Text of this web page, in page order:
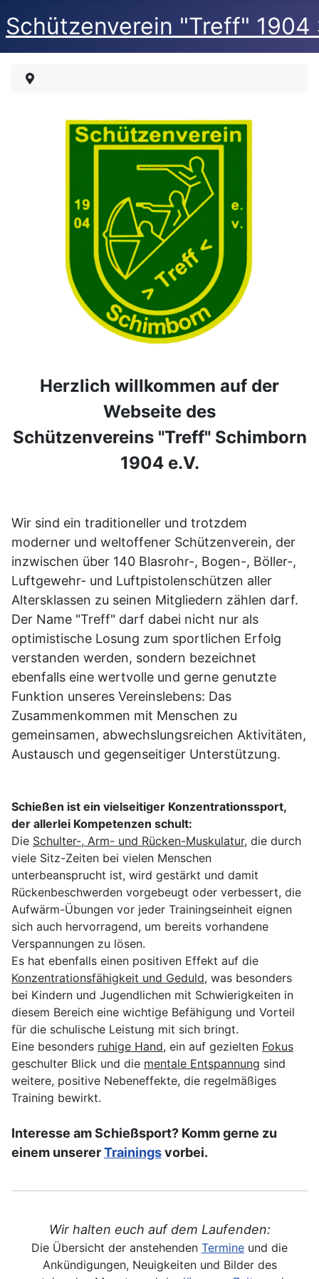
Schützenverein "Treff" 1904
Herzlich willkommen auf der
Webseite des
Schützenvereins "Treff" Schimborn
1904 e.V.
Wir sind ein traditioneller und trotzdem
moderner und weltoffener Schützenverein, der
inzwischen über 140 Blasrohr-, Bogen-, Böller-,
Luftgewehr- und Luftpistolenschützen aller
Altersklassen zu seinen Mitgliedern zählen darf.
Der Name "Treff" darf dabei nicht nur als
optimistische Losung zum sportlichen Erfolg
verstanden werden, sondern bezeichnet
ebenfalls eine wertvolle und gerne genutzte
Funktion unseres Vereinslebens: Das
Zusammenkommen mit Menschen zu
gemeinsamen, abwechslungsreichen Aktivitäten,
Austausch und gegenseitiger Unterstützung.
Schießen ist ein vielseitiger Konzentrationssport,
der allerlei Kompetenzen schult:
Die Schulter-, Arm- und Rücken-Muskulatur, die durch
viele Sitz-Zeiten bei vielen Menschen
unterbeansprucht ist, wird gestärkt und damit
Rückenbeschwerden vorgebeugt oder verbessert, die
Aufwärm-Übungen vor jeder Trainingseinheit eignen
sich auch hervorragend, um bereits vorhandene
Verspannungen zu lösen.
Es hat ebenfalls einen positiven Effekt auf die
Konzentrationsfähigkeit und Geduld, was besonders
bei Kindern und Jugendlichen mit Schwierigkeiten in
diesem Bereich eine wichtige Befähigung und Vorteil
für die schulische Leistung mit sich bringt.
Eine besonders ruhige Hand, ein auf gezielten Fokus
geschulter Blick und die mentale Entspannung sind
weitere, positive Nebeneffekte, die regelmäßiges
Training bewirkt.
Interesse am Schießsport? Komm gerne zu
einem unsererTrainingsvorbei.
Wir halten euch auf dem Laufenden:
Die Übersicht der anstehenden Termine und die
Ankündigungen, Neuigkeiten und Bilder des